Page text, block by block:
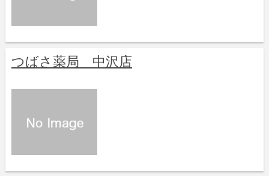
つばさ薬局 中沢店